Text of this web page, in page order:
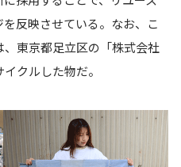
反映させている。なお、こ
東京都足立区の「株式会社
クルした物だ。